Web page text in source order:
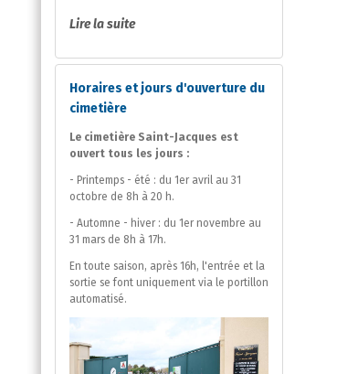
Lire la suite
Horaires et jours d'ouverture du
cimetière
Le cimetière Saint-Jacques est
ouvert tous les jours :
- Printemps - été : du 1er avril au 31
octobre de 8h à 20 h.
- Automne - hiver : du 1er novembre au
31 mars de 8h à 17h.
En toute saison, après 16h, l'entrée et la
sortie se font uniquement via le portillon
automatisé.